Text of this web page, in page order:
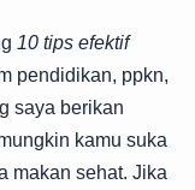
10 tips efektif
pendidikan, ppkn,
saya berikan
kamu suka
makan sehat. Jika